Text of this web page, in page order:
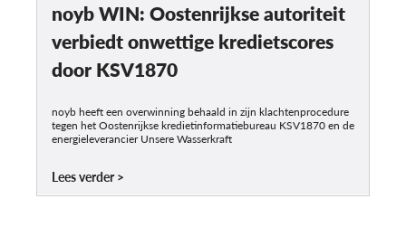
noyb WIN: Oostenrijkse autoriteit
verbiedt onwettige kredietscores
door KSV1870
noyb heeft een overwinning behaald in zijn klachtenprocedure
tegen het Oostenrijkse kredietinformatiebureau KSV1870 en de
energieleverancier Unsere Wasserkraft
Lees verder